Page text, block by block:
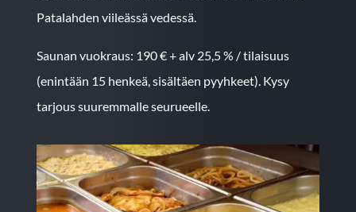
Patalahden viileässä vedessä.
Saunan vuokraus: 190 € + alv 25,5 % / tilaisuus
(enintään 15 henkeä, sisältäen pyyhkeet). Kysy
tarjous suuremmalle seurueelle.